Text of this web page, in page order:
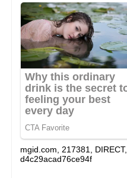
mgid.com, 217381, DIRECT,
d4c29acad76ce94f